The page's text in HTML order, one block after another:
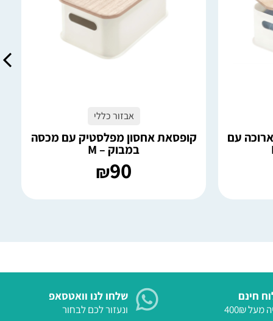
עם
הוספה לסל
אבזור כללי
קופסאת אחסון מפלסטיק עם מכסה
במבוק – M
₪90
חינם
מעל 400₪
שלחו לנו וואטסאפ
ונעזור לכם לבחור